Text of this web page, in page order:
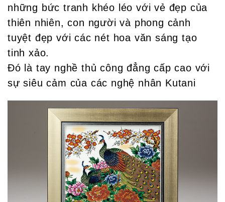
những bức tranh khéo léo với vẻ đẹp của
thiên nhiên, con người và phong cảnh
tuyệt đẹp với các nét hoa văn sáng tạo
tinh xảo.
Đó là tay nghề thủ công đẳng cấp cao với
sự siêu cảm của các nghệ nhân Kutani